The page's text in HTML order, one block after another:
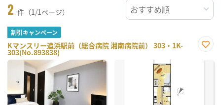
2 件（1/1ページ）
割引キャンペーン
Kマンスリー追浜駅前（総合病院 湘南病院前） 303・1K-
303(No.893838)
に入